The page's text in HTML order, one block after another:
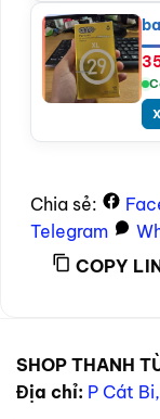
Chia sẻ:
Telegram
COPY
SHOP THANH
Địa chỉ: P Cát